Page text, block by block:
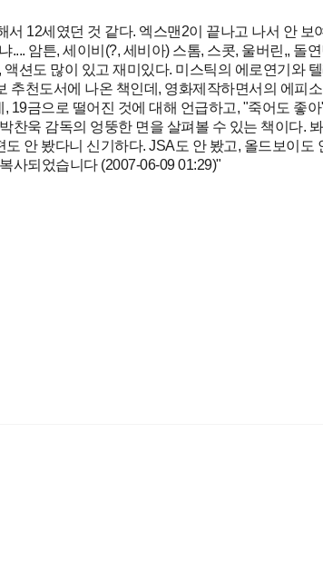
12세였던 것 같다. 엑스맨2이 끝나고 나서 안 보
암튼, 세이비(?, 세비아) 스톰, 스콧, 울버린,, 돌
션도 많이 있고 재미있다. 미스틱의 에로연기와
천도서에 나온 책인데, 영화제작하면서의 에피
금으로 떨어진 것에 대해 언급하고, "죽어도 좋
욱 감독의 엉뚱한 면을 살펴볼 수 있는 책이다.
안 봤다니 신기하다. JSA도 안 봤고, 올드보이도
사되었습니다 (2007-06-09 01:29)"